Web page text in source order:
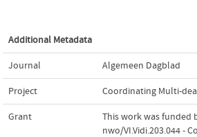
Additional Metadata
Journal Algemeen Dagblad
Project Coordinating Multi-
Grant
This work was funded
nwo/VI.Vidi.203.044 -